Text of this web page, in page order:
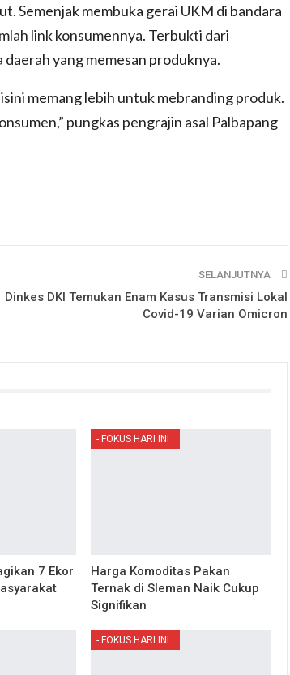
Semenjak membuka gerai UKM di bandara
link konsumennya. Terbukti dari
yang memesan produknya.
memang lebih untuk mebranding produk.
pungkas pengrajin asal Palbapang
SELANJUTNYA
Dinkes DKI Temukan Enam Kasus Transmisi Lokal
Covid-19 Varian Omicron
7 Ekor
- FOKUS HARI INI :
Harga Komoditas Pakan
Ternak di Sleman Naik Cukup
Signifikan
- FOKUS HARI INI :